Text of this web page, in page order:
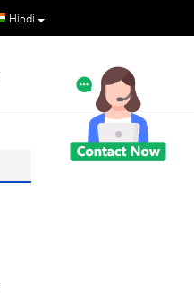
Hindi